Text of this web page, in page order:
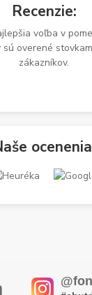
Recenzie:
voľba v
overené
zákazníkov.